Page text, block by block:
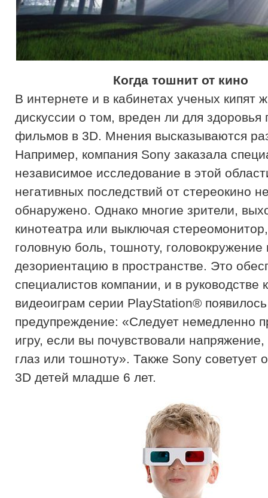
Когда тошнит от кино
В интернете и в кабинетах ученых кипят
дискуссии о том, вреден ли для здоровья
фильмов в 3D. Мнения высказываются
Например, компания Sony заказала
независимое исследование в этой
негативных последствий от стереокино
обнаружено. Однако многие зрители,
кинотеатра или выключая
головную боль, тошноту, головокружение
дезориентацию в пространстве. Это
специалистов компании, и в руководстве
видеоиграм серии PlayStation® появилось
предупреждение: «Следует немедленно
игру, если вы почувствовали
глаз или тошноту». Также Sony советует
3D детей младше 6 лет.